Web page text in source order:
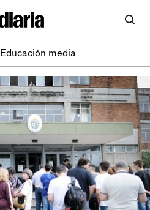
Educación media